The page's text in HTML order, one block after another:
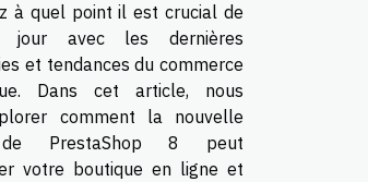
à quel point il est crucial de
jour avec les dernières
et tendances du commerce
Dans cet article, nous
comment la nouvelle
PrestaShop 8 peut
votre boutique en ligne et